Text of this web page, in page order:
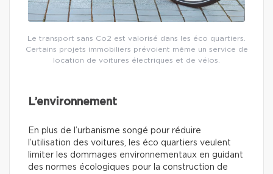
Le transport sans Co2 est valorisé dans les éco quartiers.
Certains projets immobiliers prévoient même un service de
location de voitures électriques et de vélos.
L’environnement
En plus de l’urbanisme songé pour réduire
l’utilisation des voitures, les éco quartiers veulent
limiter les dommages environnementaux en guidant
des normes écologiques pour la construction de